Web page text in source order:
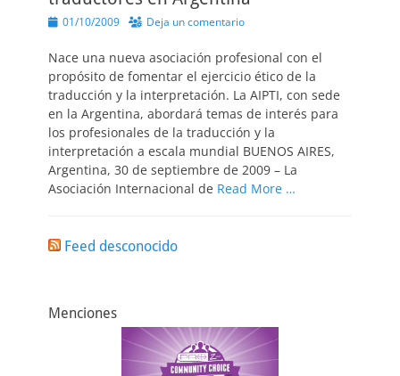
Publicado
01/10/2009 Deja un comentario
Nace una nueva asociación profesional con el
propósito de fomentar el ejercicio ético de la
traducción y la interpretación. La AIPTI, con sede
en la Argentina, abordará temas de interés para
los profesionales de la traducción y la
interpretación a escala mundial BUENOS AIRES,
Argentina, 30 de septiembre de 2009 – La
Asociación Internacional de Read More …
Feed desconocido
Menciones